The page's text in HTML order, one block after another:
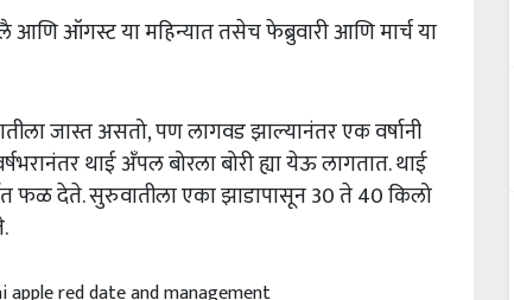
आणि ऑगस्ट या महिन्यात तसेच फेब्रुवारी आणि मार्च या
जास्त असतो, पण लागवड झाल्यानंतर एक वर्षानी
थाई अँपल बोरला बोरी ह्या येऊ लागतात. थाई
फळ देते. सुरुवातीला एका झाडापासून 30 ते 40 किलो
red date and management